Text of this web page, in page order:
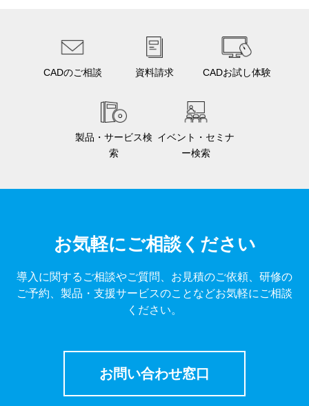
CADのご相談 資料請求 CADお試し体験
製品・サービス検
索
イベント・セミナ
ー検索
お気軽にご相談ください
導入に関するご相談やご質問、お見積のご依頼、研修の
ご予約、製品・支援サービスのことなどお気軽にご相談
ください。
お問い合わせ窓口